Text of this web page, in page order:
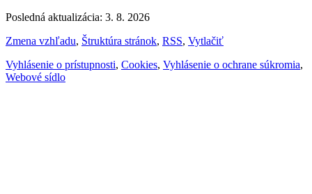
Posledná aktualizácia: 3. 8. 2026
Zmena vzhľadu, Štruktúra stránok, RSS, Vytlačiť
Vyhlásenie o prístupnosti, Cookies, Vyhlásenie o ochrane súkromia,
Webové sídlo